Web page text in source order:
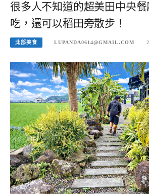
很多人不知道的超美田中央
吃，還可以稻田旁散步！
北部美食 LUPANDA0614@GMAIL.COM